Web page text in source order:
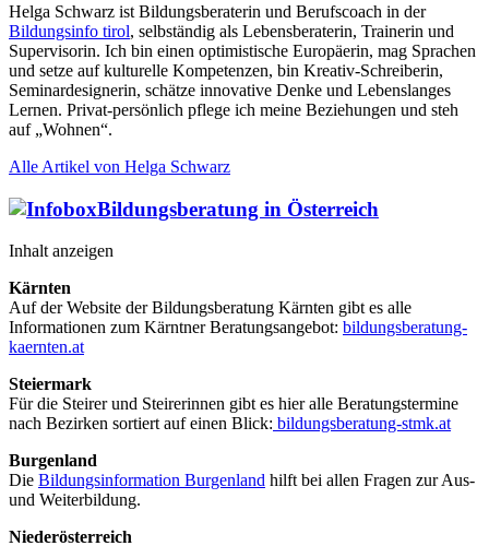
Helga Schwarz ist Bildungsberaterin und Berufscoach in der
Bildungsinfo tirol, selbständig als Lebensberaterin, Trainerin und
Supervisorin. Ich bin einen optimistische Europäerin, mag Sprachen
und setze auf kulturelle Kompetenzen, bin Kreativ-Schreiberin,
Seminardesignerin, schätze innovative Denke und Lebenslanges
Lernen. Privat-persönlich pflege ich meine Beziehungen und steh
auf „Wohnen“.
Alle Artikel von Helga Schwarz
Bildungsberatung in Österreich
Inhalt anzeigen
Kärnten
Auf der Website der Bildungsberatung Kärnten gibt es alle
Informationen zum Kärntner Beratungsangebot: bildungsberatung-
kaernten.at
Steiermark
Für die Steirer und Steirerinnen gibt es hier alle Beratungstermine
nach Bezirken sortiert auf einen Blick: bildungsberatung-stmk.at
Burgenland
Die Bildungsinformation Burgenland hilft bei allen Fragen zur Aus-
und Weiterbildung.
Niederösterreich